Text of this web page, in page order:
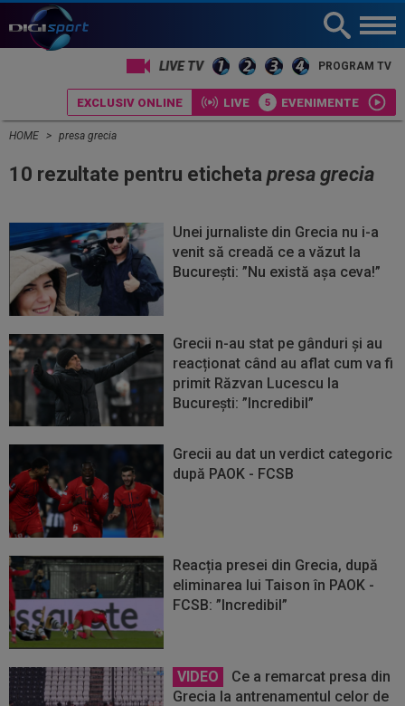
LIVE TV PROGRAM TV
EXCLUSIV ONLINE LIVE EVENIMENTE
HOME presa grecia
10 rezultate pentru eticheta presa grecia
Unei jurnaliste din Grecia nu i-a
venit să creadă ce a văzut la
București: ”Nu există așa ceva!”
Grecii n-au stat pe gânduri și au
reacționat când au aflat cum va fi
primit Răzvan Lucescu la
București: ”Incredibil”
Grecii au dat un verdict categoric
după PAOK - FCSB
Reacția presei din Grecia, după
eliminarea lui Taison în PAOK -
FCSB: ”Incredibil”
VIDEO
Ce a remarcat presa din
Grecia la antrenamentul celor de